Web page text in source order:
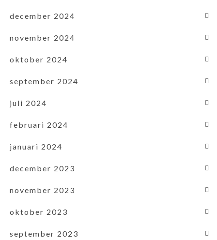
december 2024
november 2024
oktober 2024
september 2024
juli 2024
februari 2024
januari 2024
december 2023
november 2023
oktober 2023
september 2023